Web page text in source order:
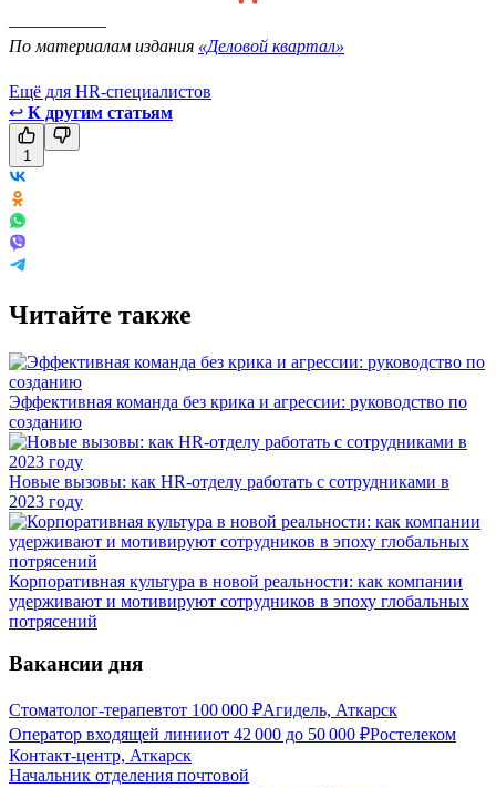
По материалам издания «Деловой квартал»
Ещё для HR-специалистов
↩ К другим статьям
1
Читайте также
Эффективная команда без крика и агрессии: руководство по
созданию
Новые вызовы: как HR-отделу работать с сотрудниками в
2023 году
Корпоративная культура в новой реальности: как компании
удерживают и мотивируют сотрудников в эпоху глобальных
потрясений
Вакансии дня
Стоматолог-терапевтот 100 000 ₽Агидель, Аткарск
Оператор входящей линииот 42 000 до 50 000 ₽Ростелеком
Контакт-центр, Аткарск
Начальник отделения почтовой